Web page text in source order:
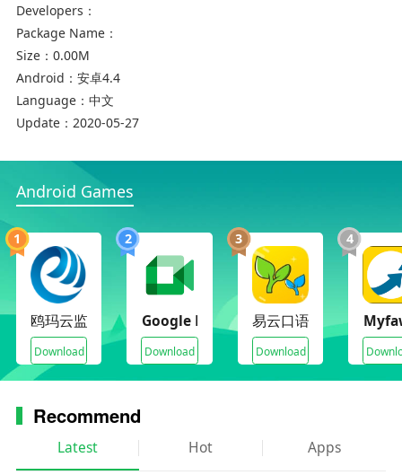
快递员在收派件过程中，会经常错过客户的电话；
智小递电话助理可以帮助快递员在比如电梯里，行
驶途中等无法接听或不方便接听的情况下接听电
话，让快递员不再漏接客户电话。
【模拟真人声音，智能应答】
畅地沟通，智能回答客户问题，完成与客户的有效
沟通。
【提高处理客户问题的效率】
智小递电话助理可以帮助快递员智能回答客户的问
题，根据通话内容生成意图标签和通话简报，并及
时通知快递员
Developers：
Package Name：
Size： 0.00M
Android： 安卓4.4
Language： 中文
Update： 2020-05-27
Android Games
1
鸥玛云监控平台
Download
2
Google Meet (original)
Download
3
易云口语
Download
4
Recommend
Latest Hot Apps